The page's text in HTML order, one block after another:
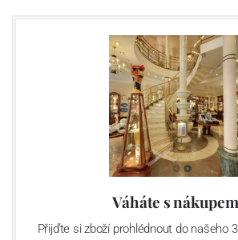
Váháte s
Přijďte si zboží prohlédnout do našeho